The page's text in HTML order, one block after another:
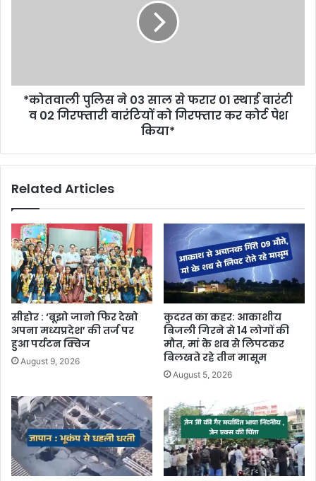
*कोतवाली पुलिस ने 03 साल से फरार 01 स्थाई वारंटी
व 02 गिरफ्तारी वारंटियों को गिरफ्तार कर कोर्ट पेश
किया*
Related Articles
सीहोर : ‘बूझो जानो फिर देखो
अपना मध्यप्रदेश’ की तर्ज पर
हुआ पर्यटन क्विज
August 9, 2026
कुदरत का कहर: आकाशीय
बिजली गिरने से 14 लोगों की
मौत, मां के शव से लिपटकर
बिलखते रहे तीन मासूम
August 5, 2026